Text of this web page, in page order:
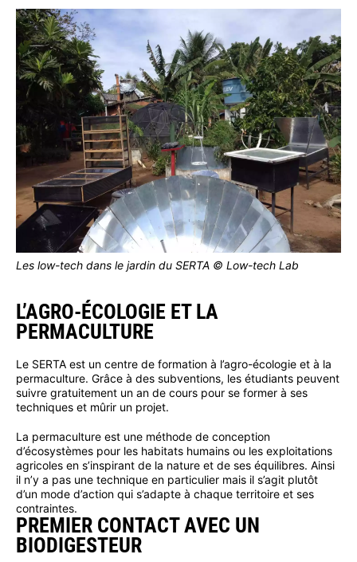
Les low-tech dans le jardin du SERTA © Low-tech Lab
L’AGRO-ÉCOLOGIE ET LA
PERMACULTURE
Le SERTA est un centre de formation à l’agro-écologie et à la
permaculture. Grâce à des subventions, les étudiants peuvent
suivre gratuitement un an de cours pour se former à ses
techniques et mûrir un projet.
La permaculture est une méthode de conception
d’écosystèmes pour les habitats humains ou les exploitations
agricoles en s’inspirant de la nature et de ses équilibres. Ainsi
il n’y a pas une technique en particulier mais il s’agit plutôt
d’un mode d’action qui s’adapte à chaque territoire et ses
contraintes.
PREMIER CONTACT AVEC UN
BIODIGESTEUR